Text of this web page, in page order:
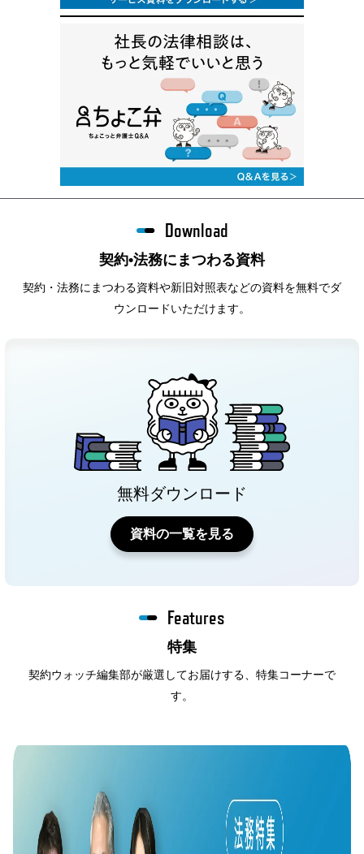
契約•法務にまつわる資料
Download
契約・法務にまつわる資料や新旧対照表などの資料を無料でダ
ウンロードいただけます。
無料ダウンロード
資料の一覧を見る
特集
Features
契約ウォッチ編集部が厳選してお届けする、特集コーナーで
す。